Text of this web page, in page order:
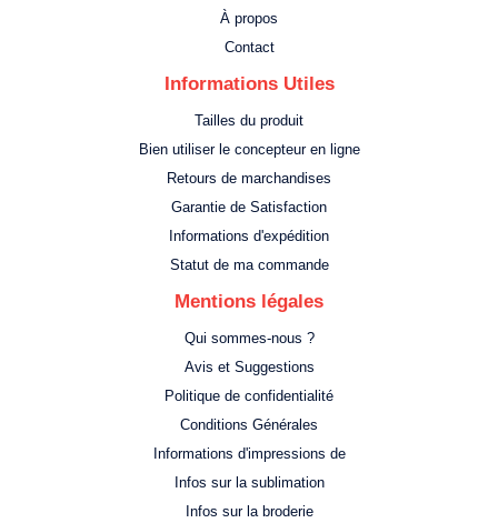
À propos
Contact
Informations Utiles
Tailles du produit
Bien utiliser le concepteur en ligne
Retours de marchandises
Garantie de Satisfaction
Informations d'expédition
Statut de ma commande
Mentions légales
Qui sommes-nous ?
Avis et Suggestions
Politique de confidentialité
Conditions Générales
Informations d'impressions de
Infos sur la sublimation
Infos sur la broderie